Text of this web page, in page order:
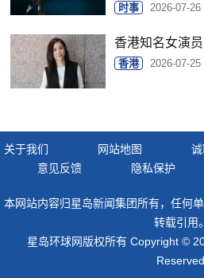
时事 2026-07-26
香港知名女演
香港 2026-07-25
关于我们 网站地图
意见反馈
隐私保护
本网站内容归星岛新闻集团所有，任何
转载引用。
星岛环球网版权所有 Copyright ©
Reserved.